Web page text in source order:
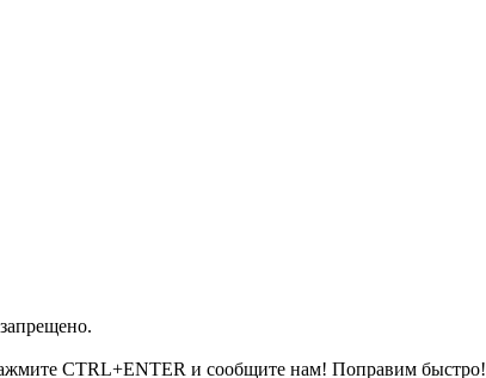
CTRL+ENTER и сообщите нам! Поправим быстро!